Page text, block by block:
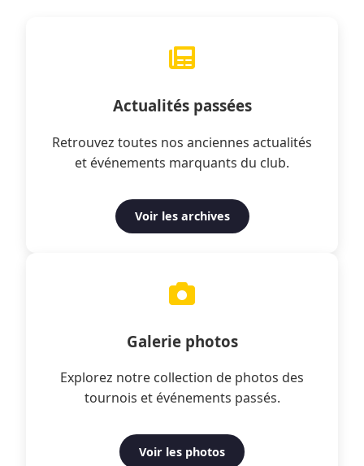
Actualités passées
Retrouvez toutes nos anciennes actualités
et événements marquants du club.
Voir les archives
Galerie photos
Explorez notre collection de photos des
tournois et événements passés.
Voir les photos